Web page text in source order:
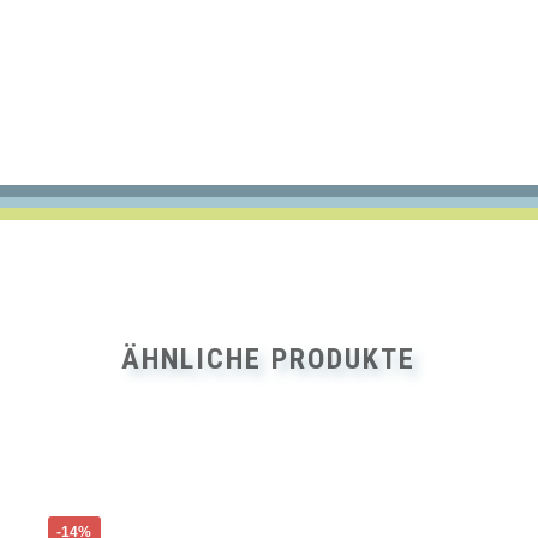
ÄHNLICHE PRODUKTE
-14%